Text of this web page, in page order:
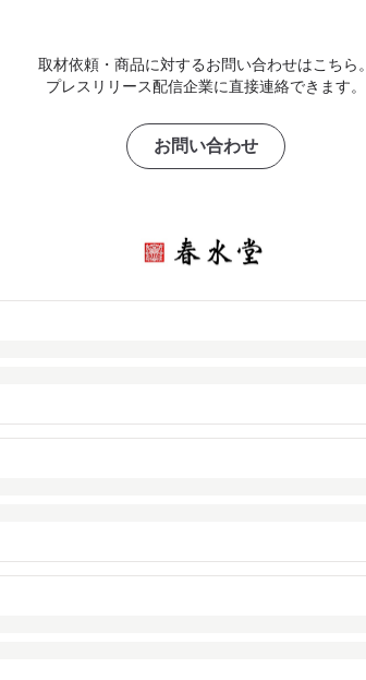
取材依頼・商品に対するお問い合わせはこちら。
プレスリリース配信企業に直接連絡できます。
お問い合わせ